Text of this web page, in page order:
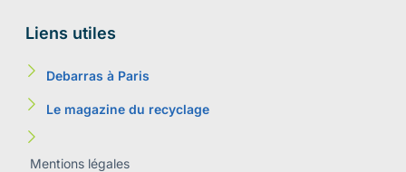
Liens utiles
Debarras à Paris
Le magazine du recyclage
Mentions légales